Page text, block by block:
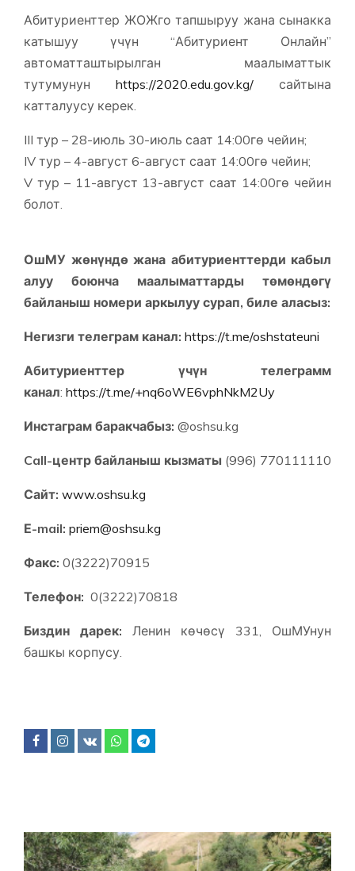
Абитуриенттер ЖОЖго тапшыруу жана сынакка
катышуу үчүн “Абитуриент Онлайн”
автоматташтырылган маалыматтык
тутумунун https://2020.edu.gov.kg/ сайтына
катталуусу керек.
III тур – 28-июль 30-июль саат 14:00гө чейин;
IV тур – 4-август 6-август саат 14:00гө чейин;
V тур – 11-август 13-август саат 14:00гө чейин
болот.
ОшМУ жөнүндө жана абитуриенттерди кабыл
алуу боюнча маалыматтарды төмөндөгү
байланыш номери аркылуу сурап, биле аласыз:
Негизги телеграм канал: https://t.me/oshstateuni
Абитуриенттер үчүн телеграмм
канал: https://t.me/+nq6oWE6vphNkM2Uy
Инстаграм баракчабыз: @oshsu.kg
Call-центр байланыш кызматы (996) 770111110
Сайт: www.oshsu.kg
Е-mail: priem@oshsu.kg
Факс: 0(3222)70915
Телефон: 0(3222)70818
Биздин дарек: Ленин көчөсү 331, ОшМУнун
башкы корпусу.